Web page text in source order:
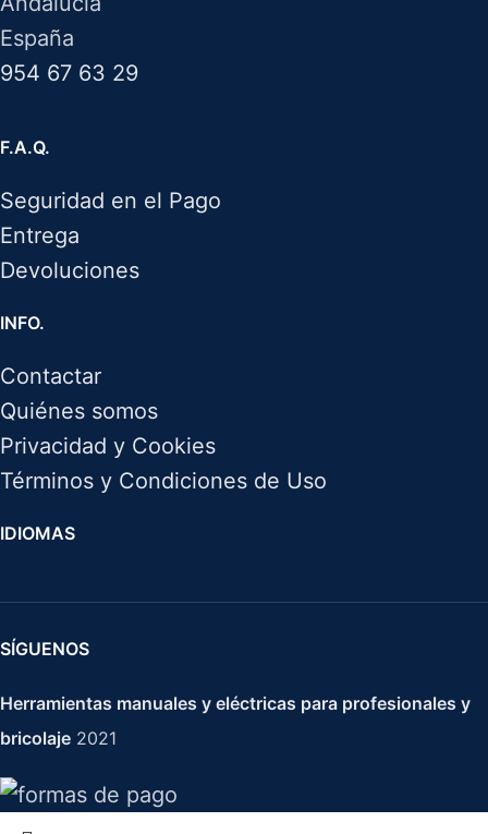
España
954 67 63 29
F.A.Q.
Seguridad en el Pago
Entrega
Devoluciones
INFO.
Contactar
Quiénes somos
Privacidad y Cookies
Términos y Condiciones de Uso
IDIOMAS
SÍGUENOS
Herramientas manuales y eléctricas para profesionales y
bricolaje 2021